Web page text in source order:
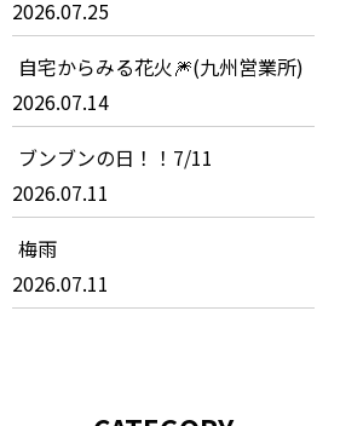
2026.07.25
自宅からみる花火🎆(九州営業所)
2026.07.14
ブンブンの日！！7/11
2026.07.11
梅雨
2026.07.11